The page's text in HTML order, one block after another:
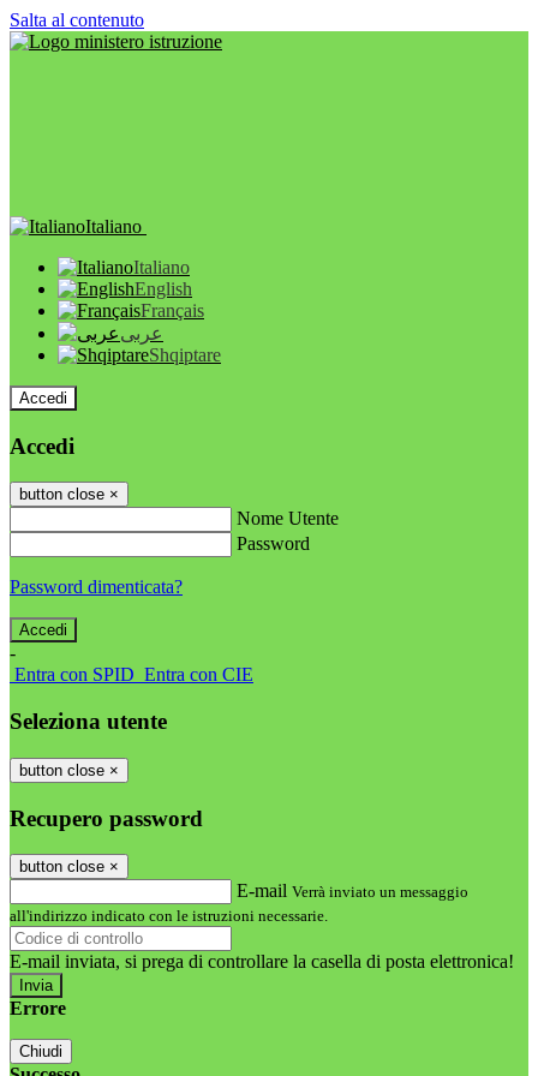
Salta al contenuto
Italiano
Italiano
English
Français
عربى
Shqiptare
Accedi
Accedi
button close ×
Nome Utente
Password
Password dimenticata?
-
Entra con SPID Entra con CIE
Seleziona utente
button close ×
Recupero password
button close ×
E-mail Verrà inviato un messaggio
all'indirizzo indicato con le istruzioni necessarie.
E-mail inviata, si prega di controllare la casella di posta elettronica!
Errore
Chiudi